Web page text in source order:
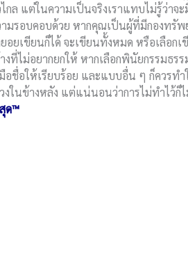
กล แต่ในความเป็นจริงเราแทบไม่รู้ว่า
มรอบคอบด้วย หากคุณเป็นผู้ที่มีกองทรัพ
อยเขียนก็ได้ จะเขียนทั้งหมด หรือเลือก
งที่ไม่อยากยกให้ หากเลือกพินัยกรรมธ
อชื่อให้เรียบร้อย และแบบอื่น ๆ ก็ควรท
งในข้างหลัง แต่แน่นอนว่าการไม่ทำไว้ก็
ด™